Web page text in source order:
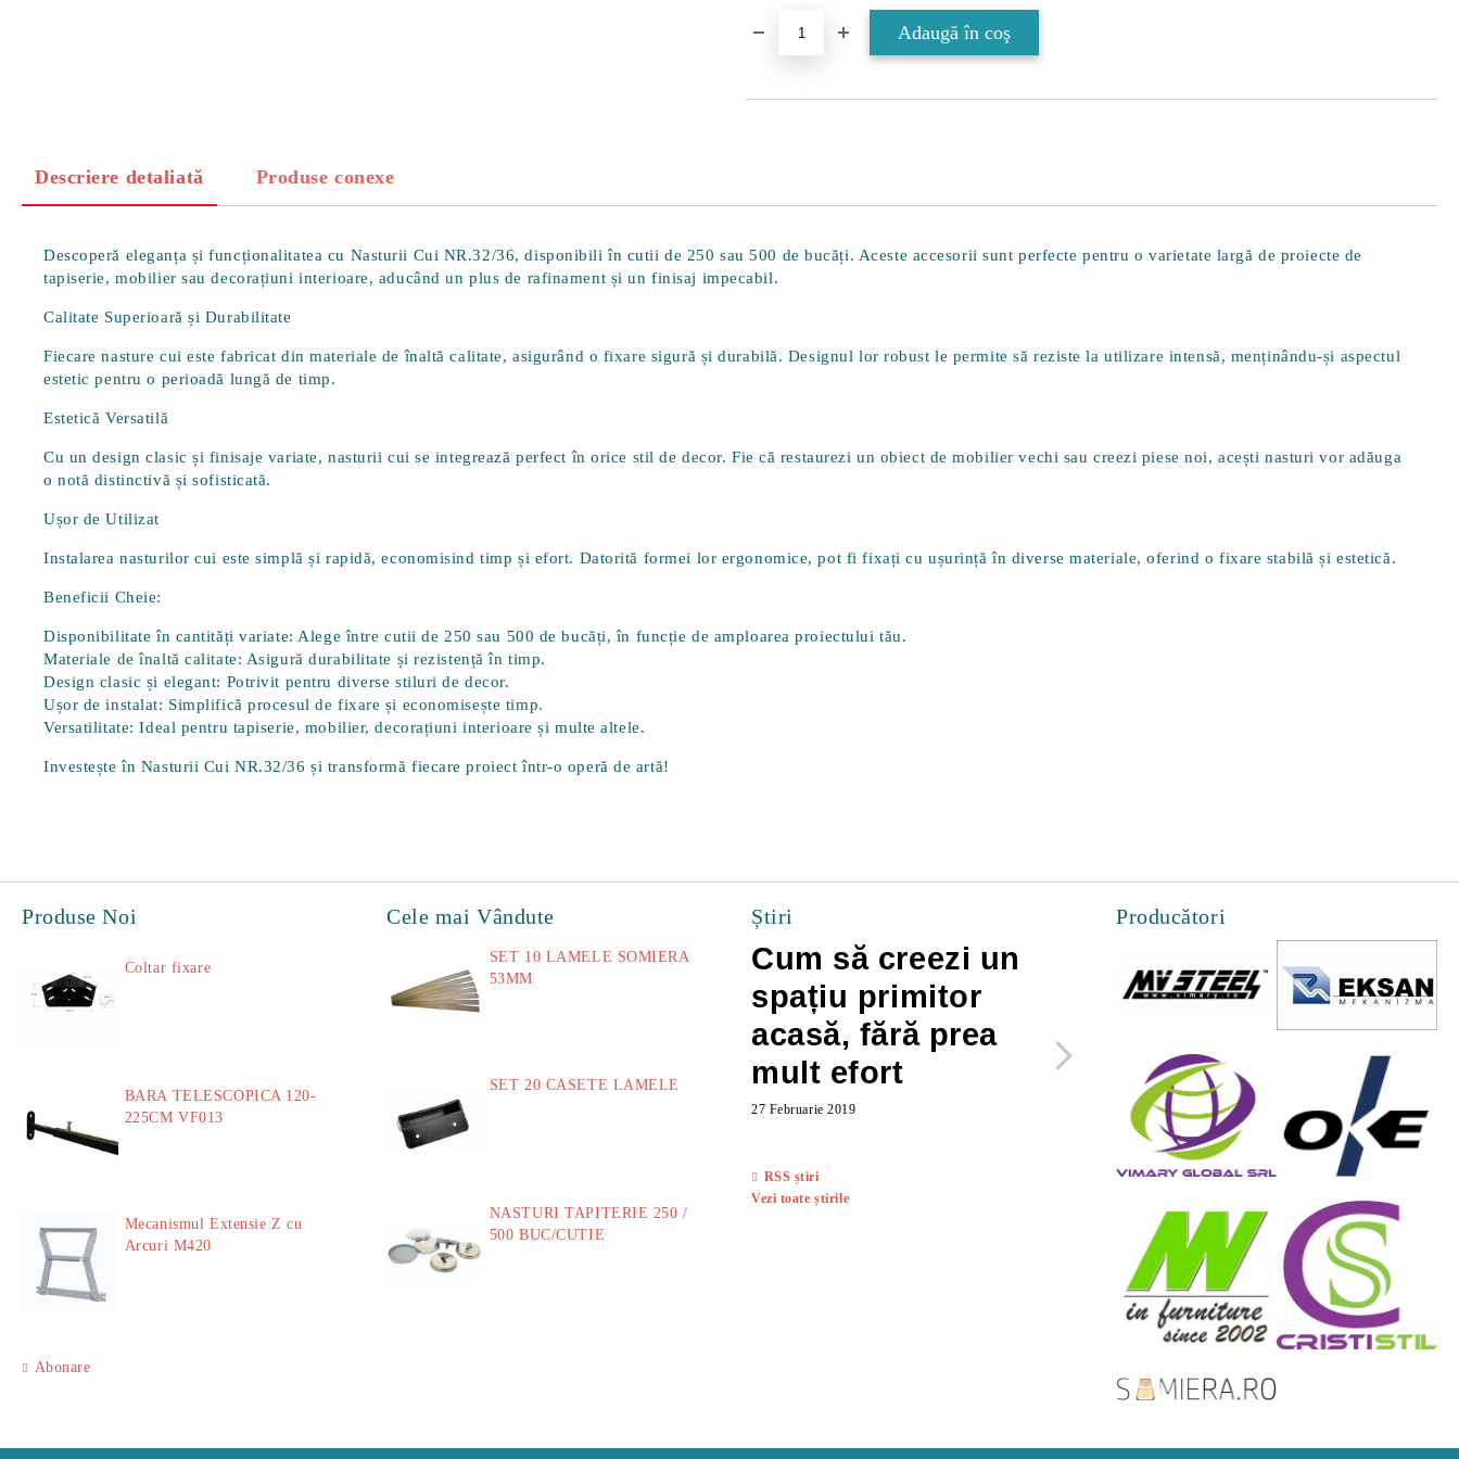
Descriere detaliată Produse conexe
Descoperă eleganța și funcționalitatea cu Nasturii Cui NR.32/36, disponibili în cutii de 250 sau 500 de bucăți. Aceste accesorii sunt perfecte pentru o varietate largă de proiecte de
tapiserie, mobilier sau decorațiuni interioare, aducând un plus de rafinament și un finisaj impecabil.
Calitate Superioară și Durabilitate
Fiecare nasture cui este fabricat din materiale de înaltă calitate, asigurând o fixare sigură și durabilă. Designul lor robust le permite să reziste la utilizare intensă, menținându-și aspectul
estetic pentru o perioadă lungă de timp.
Estetică Versatilă
Cu un design clasic și finisaje variate, nasturii cui se integrează perfect în orice stil de decor. Fie că restaurezi un obiect de mobilier vechi sau creezi piese noi, acești nasturi vor adăuga
o notă distinctivă și sofisticată.
Ușor de Utilizat
Instalarea nasturilor cui este simplă și rapidă, economisind timp și efort. Datorită formei lor ergonomice, pot fi fixați cu ușurință în diverse materiale, oferind o fixare stabilă și estetică.
Beneficii Cheie:
Disponibilitate în cantități variate: Alege între cutii de 250 sau 500 de bucăți, în funcție de amploarea proiectului tău.
Materiale de înaltă calitate: Asigură durabilitate și rezistență în timp.
Design clasic și elegant: Potrivit pentru diverse stiluri de decor.
Ușor de instalat: Simplifică procesul de fixare și economisește timp.
Versatilitate: Ideal pentru tapiserie, mobilier, decorațiuni interioare și multe altele.
Investește în Nasturii Cui NR.32/36 și transformă fiecare proiect într-o operă de artă!
Produse Noi
Coltar fixare
BARA TELESCOPICA 120-
225CM VF013
Mecanismul Extensie Z cu
Arcuri M420
Abonare
Cele mai Vândute
SET 10 LAMELE SOMIERA
53MM
SET 20 CASETE LAMELE
NASTURI TAPITERIE 250 /
500 BUC/CUTIE
Știri
Cum să creezi un
spațiu primitor
acasă, fără prea
mult efort
27 Februarie 2019
Cateva lucruri pe
care le poti face
pentru a maximiza
spatiul mic de
acasa
27 Februarie 2019
RSS știri
Vezi toate știrile
Producători